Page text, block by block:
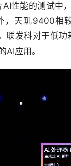
性能的测试中
，天玑9400相
联发科对于低
应用。